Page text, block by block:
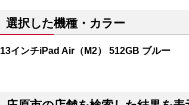
選択した機種・カラー
13インチiPad Air（M2） 512GB ブルー